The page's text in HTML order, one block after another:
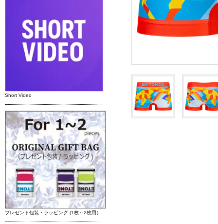
Short Video
プレゼント包装・ラッピング (1枚～2枚用）